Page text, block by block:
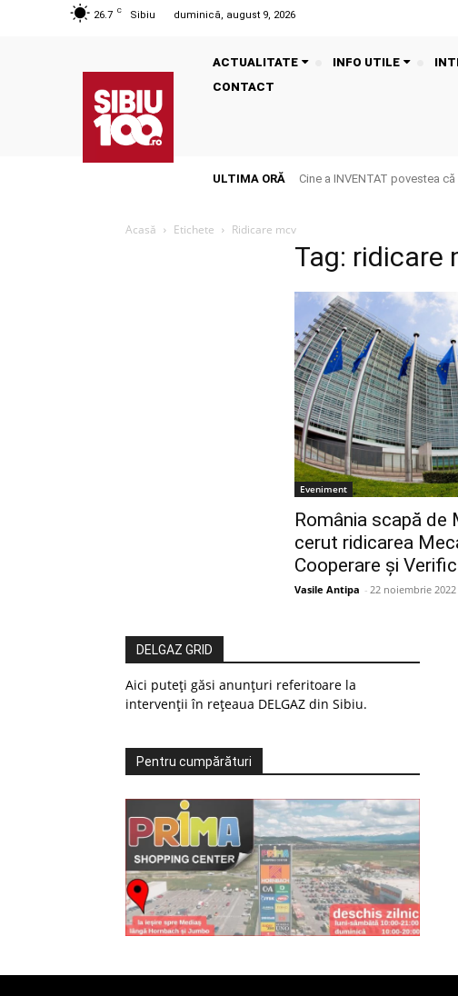
26.7 C Sibiu duminică, august 9, 2026
ACTUALITATE INFO UTILE
CONTACT
ULTIMA ORĂ Cine a INVENTAT povestea
Acasă Etichete Ridicare mcv
Tag: ridicare
Eveniment
România scapă de
cerut ridicarea
Cooperare și
Vasile Antipa - 22 noiembrie 2022
DELGAZ GRID
Aici puteți găsi anunțuri referitoare la
intervenții în rețeaua DELGAZ din Sibiu.
Pentru cumpărături